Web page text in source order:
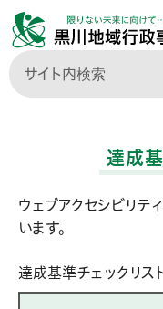
達成
ウェブアクセシビリテ
います。
達成基準チェックリス